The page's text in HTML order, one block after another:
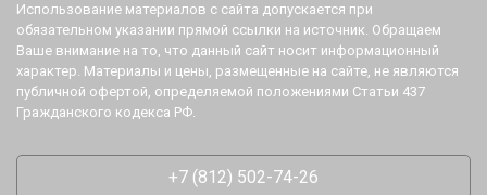
Использование материалов с сайта допускается при
обязательном указании прямой ссылки на источник. Обращаем
Ваше внимание на то, что данный сайт носит информационный
характер. Материалы и цены, размещенные на сайте, не являются
публичной офертой, определяемой положениями Статьи 437
Гражданского кодекса РФ.
+7 (812) 502-74-26